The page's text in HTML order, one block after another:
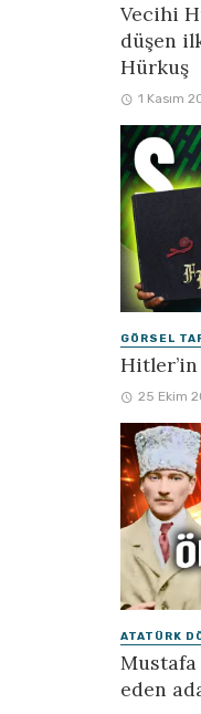
Vecihi
düşen
Hürkuş
1 Kasım
GÖRSEL
25 Ekim
ATATÜRK
Mustafa
eden